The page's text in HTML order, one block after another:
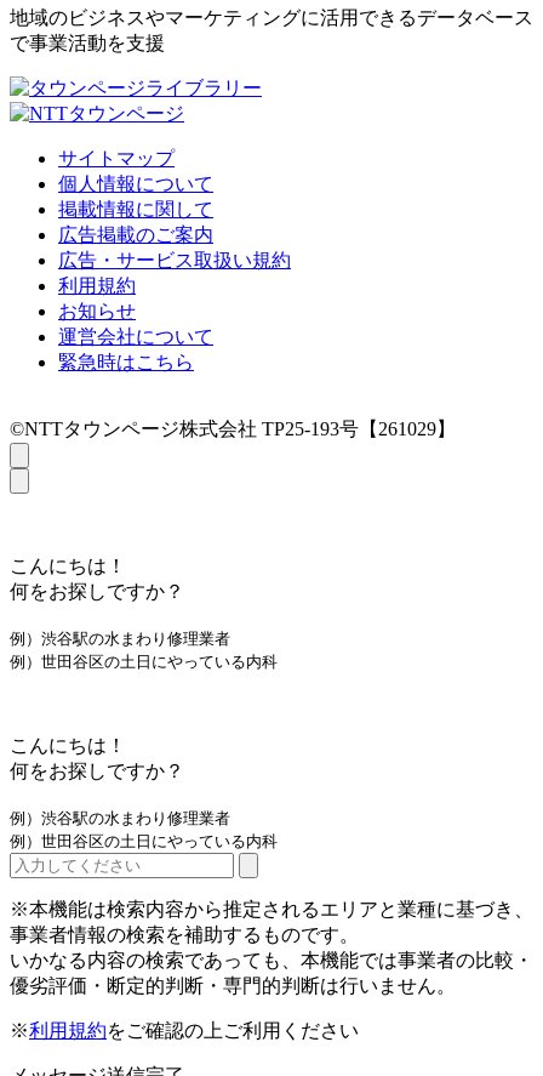
地域のビジネスやマーケティングに活用できるデータベース
で事業活動を支援
サイトマップ
個人情報について
掲載情報に関して
広告掲載のご案内
広告・サービス取扱い規約
利用規約
お知らせ
運営会社について
緊急時はこちら
©NTTタウンページ株式会社 TP25-193号【261029】
こんにちは！
何をお探しですか？
例）渋谷駅の水まわり修理業者
例）世田谷区の土日にやっている内科
こんにちは！
何をお探しですか？
例）渋谷駅の水まわり修理業者
例）世田谷区の土日にやっている内科
※本機能は検索内容から推定されるエリアと業種に基づき、
事業者情報の検索を補助するものです。
いかなる内容の検索であっても、本機能では事業者の比較・
優劣評価・断定的判断・専門的判断は行いません。
※利用規約をご確認の上ご利用ください